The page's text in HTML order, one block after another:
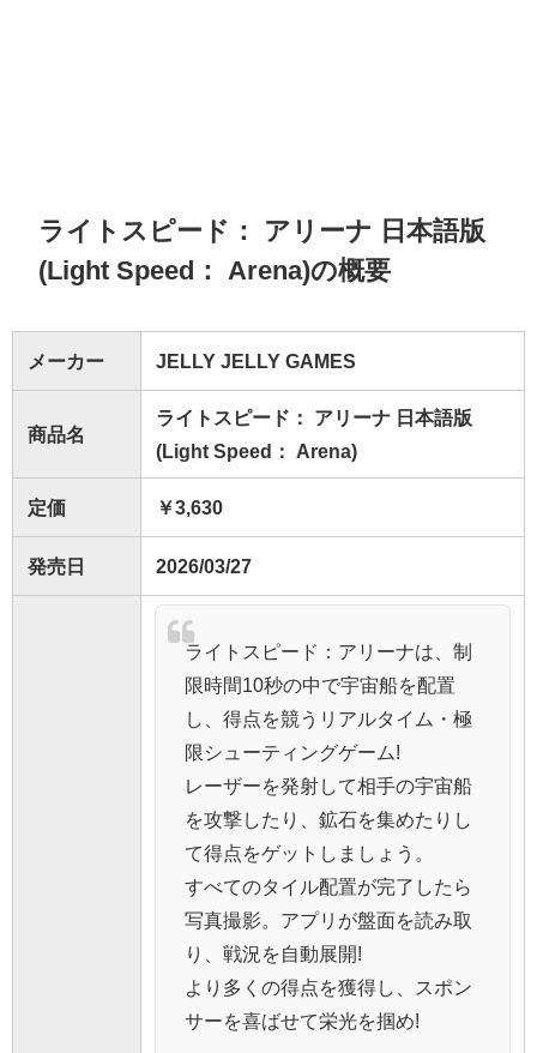
ライトスピード： アリーナ 日本語版
(Light Speed： Arena)の概要
メーカー JELLY JELLY GAMES
商品名
ライトスピード： アリーナ 日本語版
(Light Speed： Arena)
定価 ￥3,630
発売日 2026/03/27
ライトスピード：アリーナは、制
限時間10秒の中で宇宙船を配置
し、得点を競うリアルタイム・極
限シューティングゲーム!
レーザーを発射して相手の宇宙船
を攻撃したり、鉱石を集めたりし
て得点をゲットしましょう。
すべてのタイル配置が完了したら
写真撮影。アプリが盤面を読み取
り、戦況を自動展開!
より多くの得点を獲得し、スポン
サーを喜ばせて栄光を掴め!